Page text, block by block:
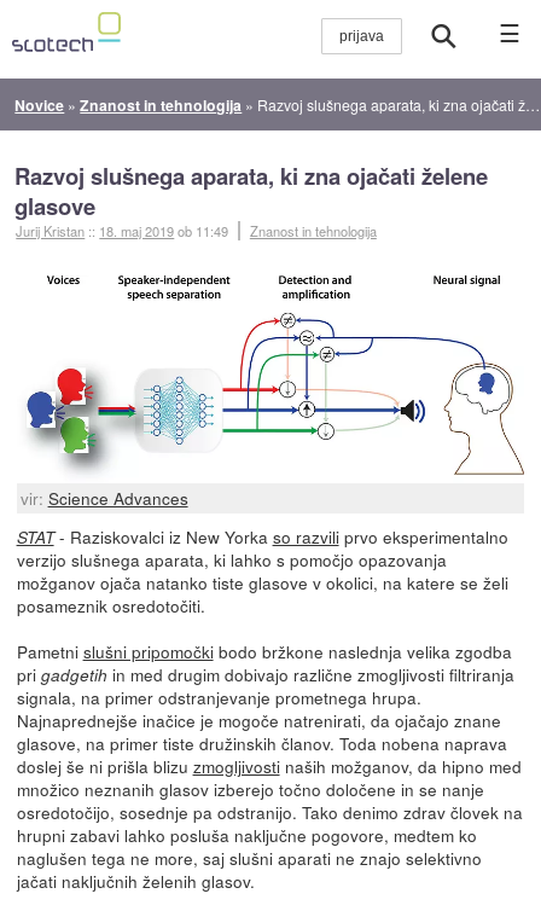
☰
Novice »Znanost in tehnologija » Razvoj slušnega aparata, ki zna ojačati želene glasove
Razvoj slušnega aparata, ki zna ojačati želene
glasove
Jurij Kristan :: 18. maj 2019ob 11:49 Znanost in tehnologija
vir: Science Advances
STAT- Raziskovalci iz New Yorka so razviliprvo eksperimentalno
verzijo slušnega aparata, ki lahko s pomočjo opazovanja
možganov ojača natanko tiste glasove v okolici, na katere se želi
posameznik osredotočiti.
Pametni slušni pripomočkibodo bržkone naslednja velika zgodba
pri gadgetih in med drugim dobivajo različne zmogljivosti filtriranja
signala, na primer odstranjevanje prometnega hrupa.
Najnaprednejše inačice je mogoče natrenirati, da ojačajo znane
glasove, na primer tiste družinskih članov. Toda nobena naprava
doslej še ni prišla blizu zmogljivostinaših možganov, da hipno med
množico neznanih glasov izberejo točno določene in se nanje
osredotočijo, sosednje pa odstranijo. Tako denimo zdrav človek na
hrupni zabavi lahko posluša naključne pogovore, medtem ko
naglušen tega ne more, saj slušni aparati ne znajo selektivno
jačati naključnih želenih glasov.